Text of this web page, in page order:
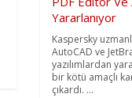
Yararlanıyor
Kaspersky
AutoCAD ve
yazılımlardan
bir kötü amaçlı
çıkardı. ...